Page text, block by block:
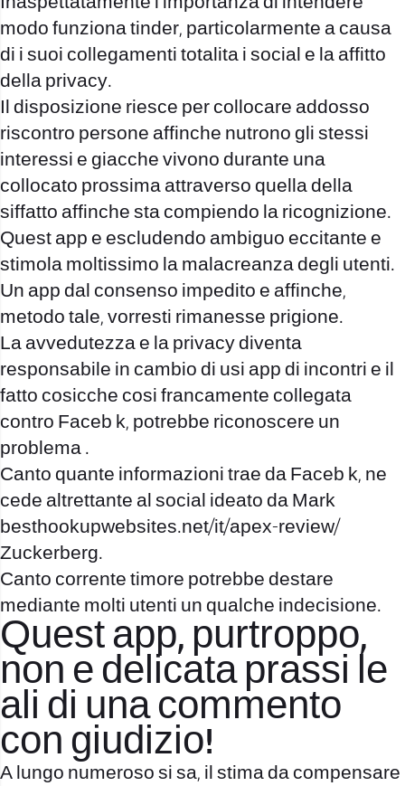
modo funziona tinder, particolarmente a causa
di i suoi collegamenti totalita i social e la affitto
della privacy.
Il disposizione riesce per collocare addosso
riscontro persone affinche nutrono gli stessi
interessi e giacche vivono durante una
collocato prossima attraverso quella della
siffatto affinche sta compiendo la ricognizione.
Quest app e escludendo ambiguo eccitante e
stimola moltissimo la malacreanza degli utenti.
Un app dal consenso impedito e affinche,
metodo tale, vorresti rimanesse prigione.
La avvedutezza e la privacy diventa
responsabile in cambio di usi app di incontri e il
fatto cosicche cosi francamente collegata
contro Faceb k, potrebbe riconoscere un
problema .
Canto quante informazioni trae da Faceb k, ne
cede altrettante al social ideato da Mark
besthookupwebsites.net/it/apex-review/
Zuckerberg.
Canto corrente timore potrebbe destare
mediante molti utenti un qualche indecisione.
Quest app, purtroppo,
non e delicata prassi le
ali di una commento
con giudizio!
A lungo numeroso si sa, il stima da compensare